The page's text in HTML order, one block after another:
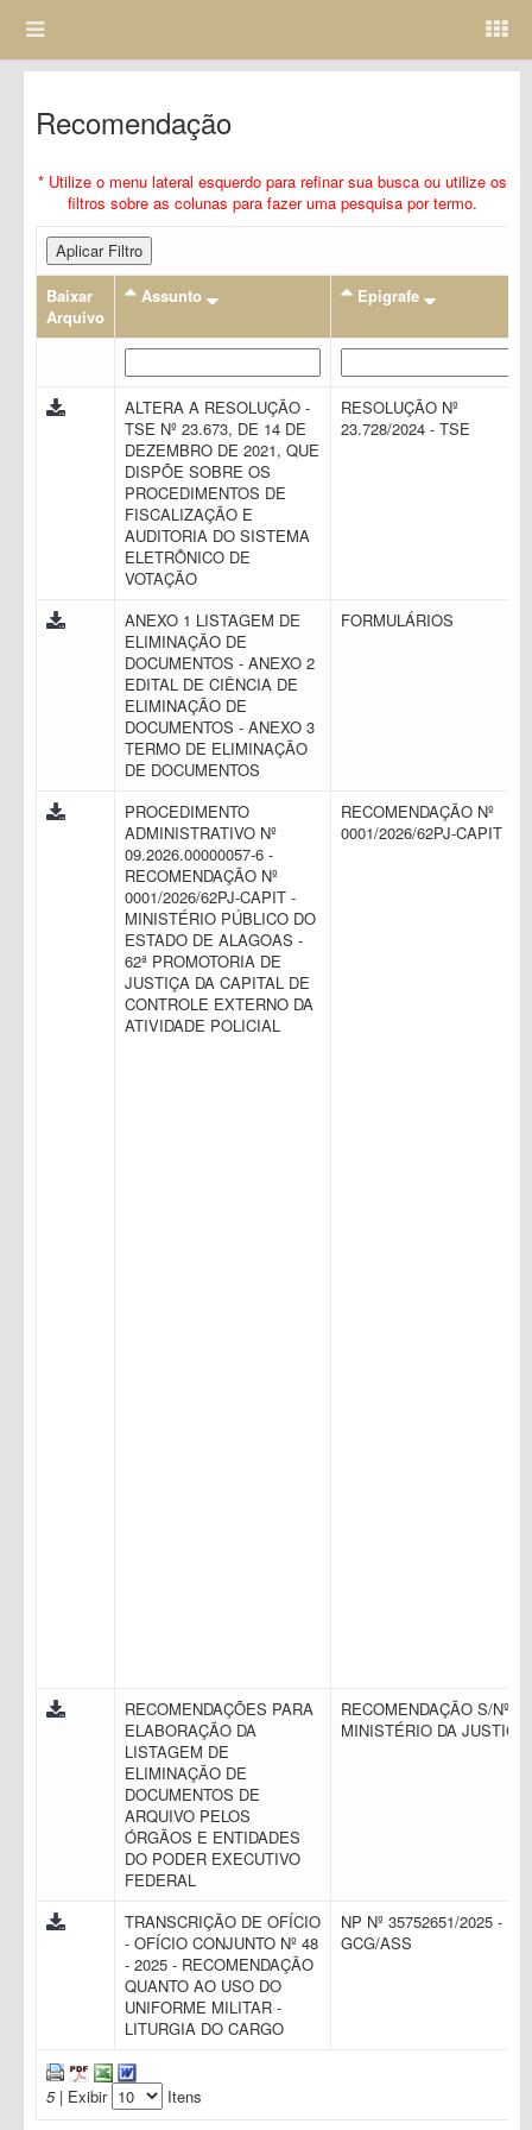
Recomendação
* Utilize o menu lateral esquerdo para refinar sua busca ou utilize os
filtros sobre as colunas para fazer uma pesquisa por termo.
Aplicar Filtro
Baixar
Arquivo
Assunto Epigrafe
ALTERA A RESOLUÇÃO -
TSE Nº 23.673, DE 14 DE
DEZEMBRO DE 2021, QUE
DISPÕE SOBRE OS
PROCEDIMENTOS DE
FISCALIZAÇÃO E
AUDITORIA DO SISTEMA
ELETRÔNICO DE
VOTAÇÃO
RESOLUÇÃO Nº
23.728/2024 - TSE
ANEXO 1 LISTAGEM DE
ELIMINAÇÃO DE
DOCUMENTOS - ANEXO 2
EDITAL DE CIÊNCIA DE
ELIMINAÇÃO DE
DOCUMENTOS - ANEXO 3
TERMO DE ELIMINAÇÃO
DE DOCUMENTOS
FORMULÁRIOS
PROCEDIMENTO
ADMINISTRATIVO Nº
09.2026.00000057-6 -
RECOMENDAÇÃO Nº
0001/2026/62PJ-CAPIT -
MINISTÉRIO PÚBLICO DO
ESTADO DE ALAGOAS -
62ª PROMOTORIA DE
JUSTIÇA DA CAPITAL DE
CONTROLE EXTERNO DA
ATIVIDADE POLICIAL
RECOMENDAÇÃO Nº
0001/2026/62PJ-CAPIT
RECOMENDAÇÕES PARA
ELABORAÇÃO DA
LISTAGEM DE
ELIMINAÇÃO DE
DOCUMENTOS DE
ARQUIVO PELOS
ÓRGÃOS E ENTIDADES
DO PODER EXECUTIVO
FEDERAL
RECOMENDAÇÃO S/Nº -
MINISTÉRIO DA JUSTIÇA
TRANSCRIÇÃO DE OFÍCIO
- OFÍCIO CONJUNTO Nº 48
- 2025 - RECOMENDAÇÃO
QUANTO AO USO DO
UNIFORME MILITAR -
LITURGIA DO CARGO
NP Nº 35752651/2025 -
GCG/ASS
5| Exibir Itens